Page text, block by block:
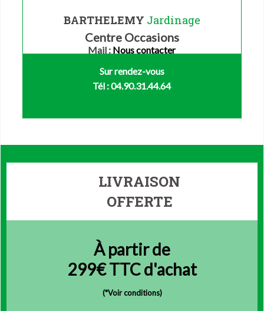
BARTHELEMY Jardinage
Centre Occasions
Mail : Nous contacter
Sur rendez-vous
Tél : 04.90.31.44.64
LIVRAISON
OFFERTE
À partir de
299€ TTC d'achat
(*Voir conditions)